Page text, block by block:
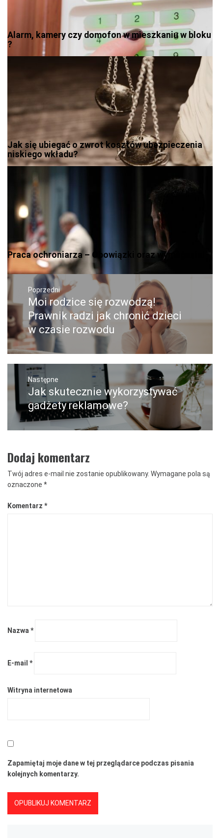
Alarm, kamery czy domofon w mieszkaniu w bloku
?
Jak się ubiegać o zwrot kosztów ubezpieczenia
niskiego wkładu?
Praca ochroniarza – Obowiązki oraz wymagania!
Nawigacja
wpisuPoprzedni
Poprzedni
wpis:
Moi rodzice się rozwodzą!
Prawnik radzi jak chronić dzieci
w czasie rozwodu
Następne
Następny
post:
Jak skutecznie wykorzystywać
gadżety reklamowe?
Dodaj komentarz
Twój adres e-mail nie zostanie opublikowany. Wymagane pola są
oznaczone *
Komentarz *
Nazwa*
E-mail *
Witryna internetowa
Zapamiętaj moje dane w tej przeglądarce podczas pisania
kolejnych komentarzy.